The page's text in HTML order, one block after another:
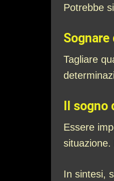
Potrebbe
Tagliare
Il
Essere
In sintesi,